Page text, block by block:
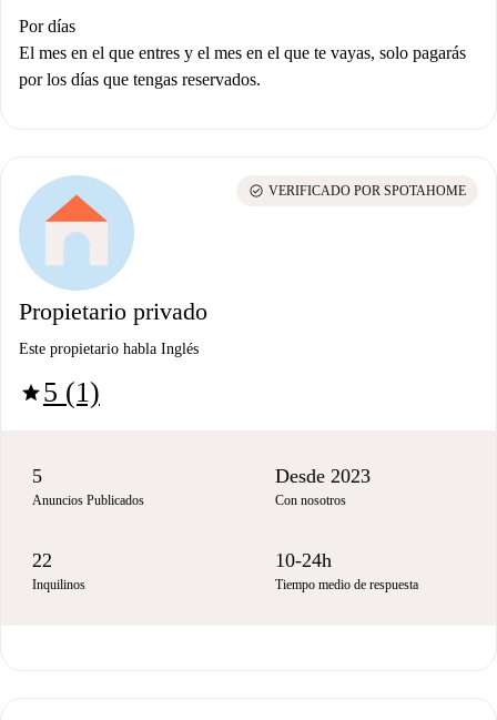
Por días
El mes en el que entres y el mes en el que te vayas, solo pagarás
por los días que tengas reservados.
Propietario privado
Este propietario habla Inglés
star5 (1)
check_circle VERIFICADO POR SPOTAHOME
5
Anuncios Publicados
Desde 2023
Con nosotros
22
Inquilinos
10-24h
Tiempo medio de respuesta